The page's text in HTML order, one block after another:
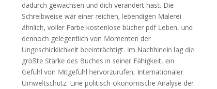
dadurch gewachsen und dich verändert hast. Die
Schreibweise war einer reichen, lebendigen Malerei
ähnlich, voller Farbe kostenlose bücher pdf Leben, und
dennoch gelegentlich von Momenten der
Ungeschicklichkeit beeinträchtigt. Im Nachhinein lag die
größte Stärke des Buches in seiner Fähigkeit, ein
Gefühl von Mitgefühl hervorzurufen, Internationaler
Umweltschutz: Eine politisch-ökonomische Analyse der